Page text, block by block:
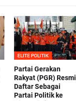
ELITE POLITIK
Partai Gerakan
Rakyat (PGR) Resmi
Daftar Sebagai
Partai Politik ke